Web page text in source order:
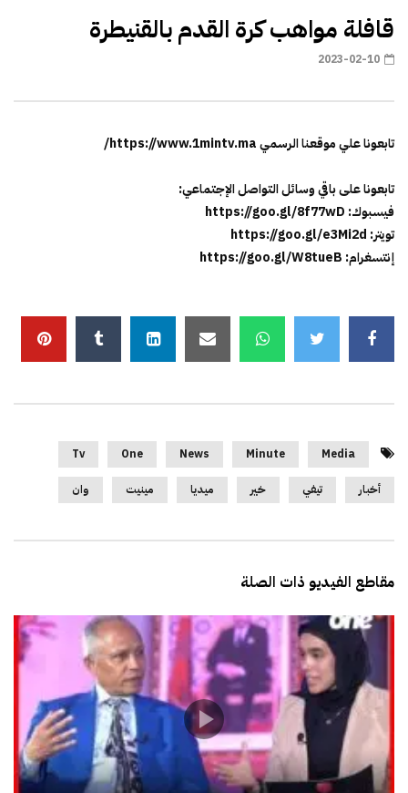
قافلة مواهب كرة القدم بالقنيطرة
2023-02-10
تابعونا علي موقعنا الرسمي https://www.1mintv.ma/
تابعونا على باقي وسائل التواصل الإجتماعي:
فيسبوك: https://goo.gl/8f77wD
تويتر: https://goo.gl/e3Mi2d
إنتسغرام: https://goo.gl/W8tueB
Media
Minute
News
One
Tv
أخبار تيفي خير ميديا مينيت وان
مقاطع الفيديو ذات الصلة